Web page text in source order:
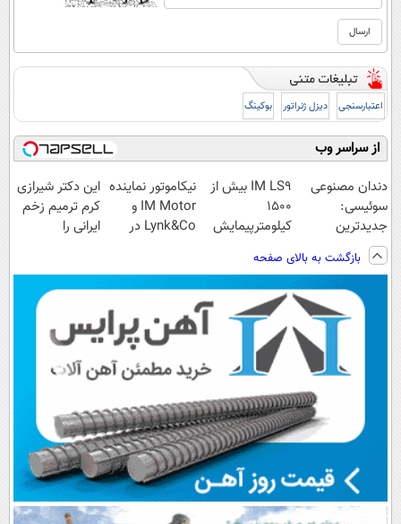
اعتبارسنجی دیزل ژنراتور بوکینگ
از سراسر وب
دندان مصنوعی
سوئیسی:
جدیدترین
فناوری اروپا،
سبک و مقاوم |
پرداخت قسطی
IM LS9 بیش از
1500
کیلومترپیمایش
نیکاموتور نماینده
IM Motor و
Lynk&Co در
این دکتر شیرازی
کرم ترمیم زخم
ایرانی را
بازگشت به بالای صفحه